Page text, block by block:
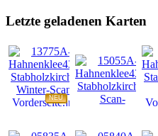
Letzte geladenen Karten
NEU